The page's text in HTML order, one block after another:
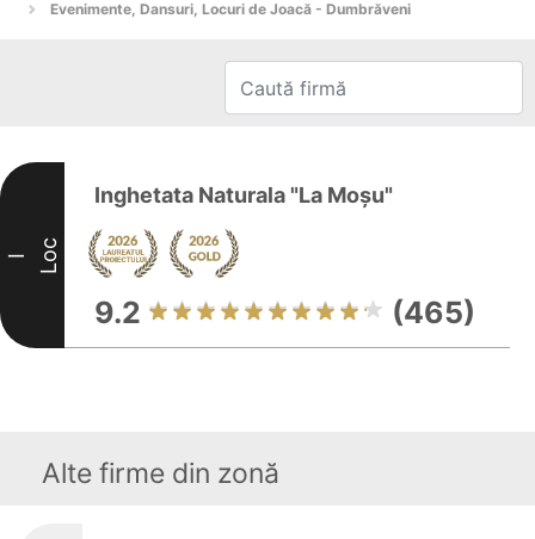
Evenimente, Dansuri, Locuri de Joacă - Dumbrăveni
I Loc
Inghetata Naturala "La Moşu"
9.2 (465)
Alte firme din zonă